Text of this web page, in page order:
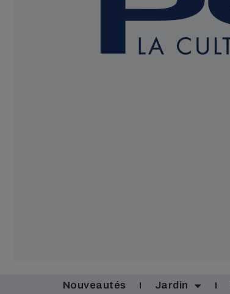
Nouveautés Jardin